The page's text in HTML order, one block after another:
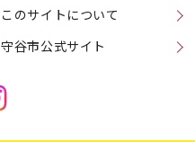
このサイトについて
守谷市公式サイト